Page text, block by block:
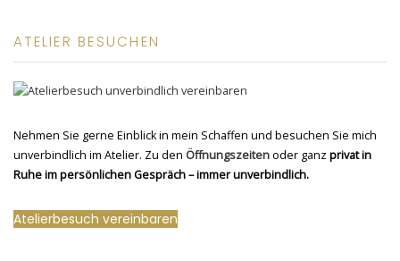
ATELIER BESUCHEN
Nehmen Sie gerne Einblick in mein Schaffen und besuchen Sie mich
unverbindlich im Atelier. Zu den Öffnungszeitenoder ganz privat in
Ruhe im persönlichen Gespräch – immer unverbindlich.
Atelierbesuch vereinbaren